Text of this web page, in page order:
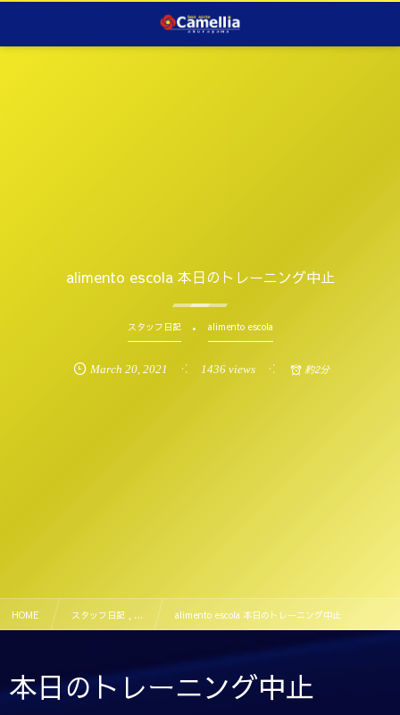
alimento escola 本日のトレーニング中止
スタッフ日記 alimento escola
March 20, 2021 1436 views 約2分
HOME スタッフ日記 , … alimento escola 本日のトレーニング中止
本日のトレーニング中止